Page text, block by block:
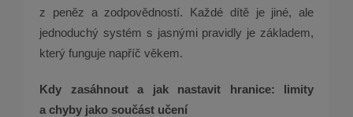
z peněz a zodpovědností. Každé dítě je jiné, ale
jednoduchý systém s jasnými pravidly je základem,
který funguje napříč věkem.
Kdy zasáhnout a jak nastavit hranice: limity
a chyby jako součást učení